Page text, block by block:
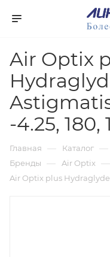
Air Optix
-4.25, 180,
Главная — Каталог —
Бренды — Air Optix —
Air Optix plus